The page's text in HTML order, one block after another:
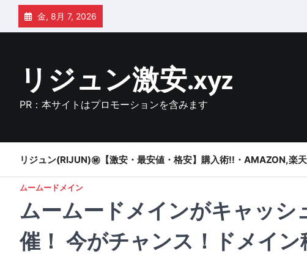
Skip
content
金, 8月 7, 2026
リジュン激安.xyz
PR：本サイトはプロモーションを含みます
リジュン(RIJUN)㊙【激安・最安値・格安】購入術!!・AMAZON,楽
ムームードメイン
ムームードメインがキャッシ
催！ 今がチャンス！ドメイン